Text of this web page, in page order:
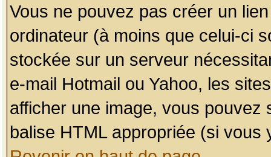
Vous ne pouvez pas créer un
ordinateur (à moins que celui-ci
stockée sur un serveur
e-mail Hotmail ou Yahoo, les
afficher une image, vous pouvez
balise HTML appropriée (si vous